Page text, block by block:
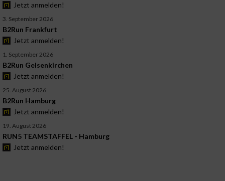
Jetzt anmelden!
3. September 2026
B2Run Frankfurt
Jetzt anmelden!
1. September 2026
B2Run Gelsenkirchen
Jetzt anmelden!
25. August 2026
B2Run Hamburg
Jetzt anmelden!
19. August 2026
RUN5 TEAMSTAFFEL - Hamburg
Jetzt anmelden!